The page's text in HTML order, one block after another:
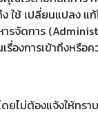
ช้ เปลี่ยนแปลง
จัดการ
องการเข้าถึงหรื
ไม่ต้องแจ้งให้ทร